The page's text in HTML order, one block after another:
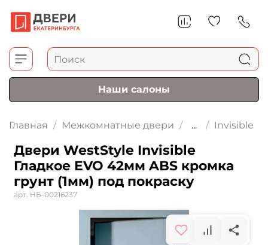
Наши салоны
Главная Межкомнатные двери ... Invisible
Двери WestStyle Invisible
Гладкое EVO 42мм ABS кромка
грунт (1мм) под покраску
арт. НБ-00216237